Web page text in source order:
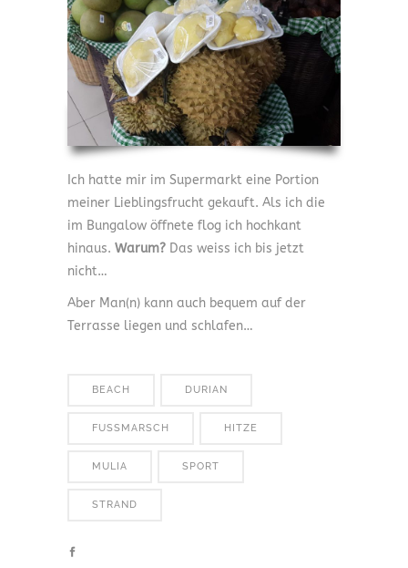
Ich hatte mir im Supermarkt eine Portion
meiner Lieblingsfrucht gekauft. Als ich die
im Bungalow öffnete flog ich hochkant
hinaus. Warum? Das weiss ich bis jetzt
nicht…
Aber Man(n) kann auch bequem auf der
Terrasse liegen und schlafen…
BEACH DURIAN
FUSSMARSCH HITZE
MULIA SPORT
STRAND